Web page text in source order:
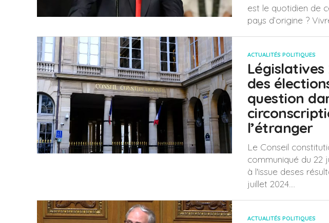
est le quotidien de
pays d’origine ?
ACTUALITÉS POLITIQUES
des
question
l’étranger
Le Conseil
communiqué du 22
à l'issue deses
juillet 2024....
ACTUALITÉS POLITIQUES